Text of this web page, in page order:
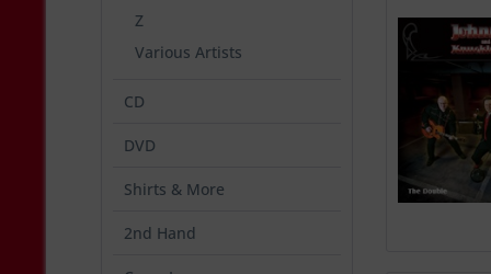
Z
Various Artists
CD
DVD
Shirts & More
2nd Hand